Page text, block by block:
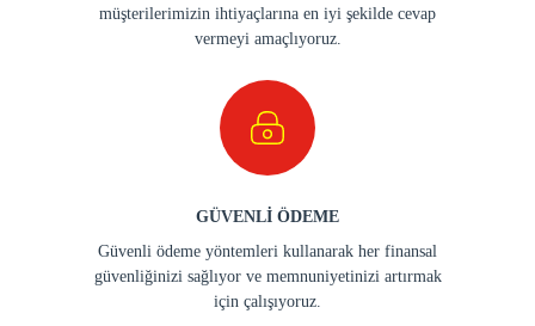
müşterilerimizin ihtiyaçlarına en iyi şekilde cevap
vermeyi amaçlıyoruz.
GÜVENLİ ÖDEME
Güvenli ödeme yöntemleri kullanarak her finansal
güvenliğinizi sağlıyor ve memnuniyetinizi artırmak
için çalışıyoruz.